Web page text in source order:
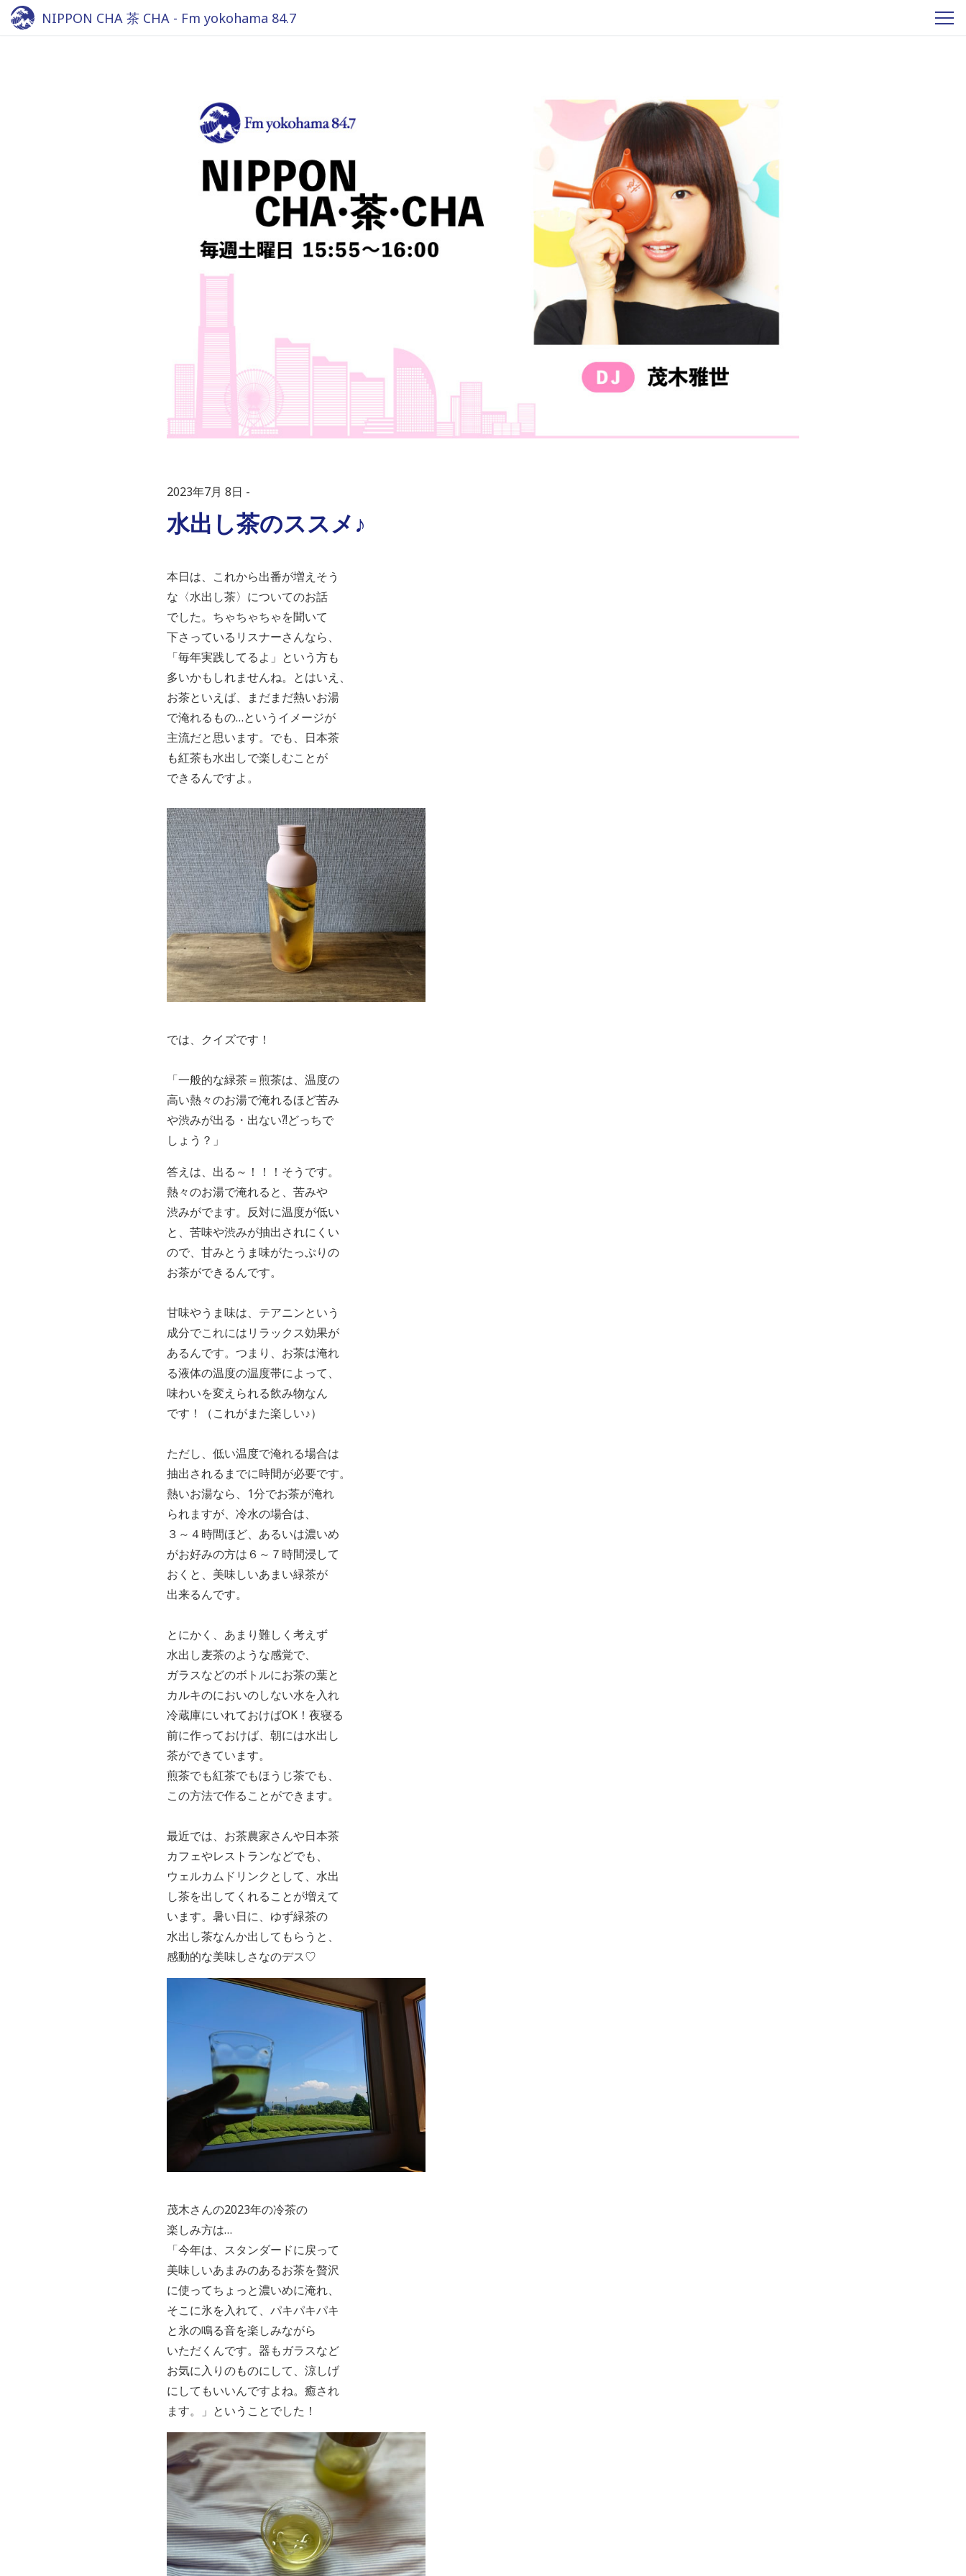
NIPPON CHA 茶 CHA - Fm yokohama 84.7
2023年7月 8日
水出し茶のススメ♪
本日は、これから出番が増えそう
な〈水出し茶〉についてのお話
でした。 ちゃちゃちゃを聞いて
下さっているリスナーさんなら、
「毎年実践してるよ」という方も
多いかもしれませんね。とはいえ、
お茶といえば、まだまだ熱いお湯
で淹れるもの…という イメージが
主流だと思います。でも、日本茶
も紅茶も水出しで楽しむことが
できるんですよ。
では、クイズです！
「一般的な緑茶＝煎茶は、温度の
高い熱々のお湯で淹れるほど苦み
や渋みが出る・出ない⁈どっちで
しょう？」
答えは、出る～！！！そうです。
熱々のお湯で淹れると、苦みや
渋みがでます。反対に温度が低い
と、苦味や渋みが抽出されにくい
ので、甘みとうま味がたっぷりの
お茶ができるんです。
甘味やうま味は、テアニンという
成分でこれにはリラックス効果が
あるんです。つまり、お茶は淹れ
る液体の温度の温度帯によって、
味わいを変えられる飲み物なん
です！（これがまた楽しい♪）
ただし、低い温度で淹れる場合は
抽出されるまでに時間が必要です。
熱いお湯なら、 1分でお茶が淹れ
られますが、冷水の場合は、
３～４時間ほど、あるいは濃いめ
がお好みの方は６～７時間浸して
おくと、美味しいあまい緑茶が
出来るんです。
とにかく、あまり難しく考えず
水出し麦茶のような感覚で、
ガラスなどのボトルにお茶の葉と
カルキのにおいのしない水を入れ
冷蔵庫にいれておけばOK ！夜寝る
前に作っておけば、朝には水出し
茶ができています。
煎茶でも紅茶でもほうじ茶でも、
この方法で作ることができます。
最近では、お茶農家さんや日本茶
カフェやレストランなどでも、
ウェルカムドリンクとして、水出
し茶を出してくれることが増えて
います。暑い日に、ゆず緑茶の
水出し茶なんか出してもらうと、
感動的な美味しさなのデス♡
茂木さんの2023年の冷茶の
楽しみ方は…
「今年は、スタンダードに戻って
美味しいあまみのあるお茶を贅沢
に使ってちょっと濃いめに淹れ、
そこに氷を入れて、パキパキパキ
と氷の鳴る音を楽しみながら
いただくんです。器もガラスなど
お気に入りのものにして、涼しげ
にしてもいいんですよね。癒され
ます。」ということでした！